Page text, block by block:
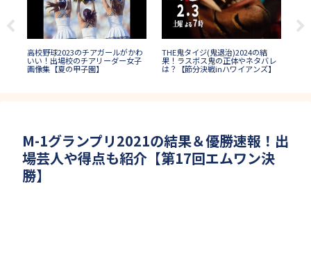
高校野球2023のチアガールがかわ
いい！出場校のチアリーダー女子
画像集【夏の甲子園】
THE鬼タイジ(鬼退治)2024の結
果！ラスボス鬼の正体やネタバレ
は？【節分決戦inハワイアンズ】
M-1グランプリ2021の結果＆優勝速報！出
場芸人や得点も紹介【第17回エムワン決
勝】